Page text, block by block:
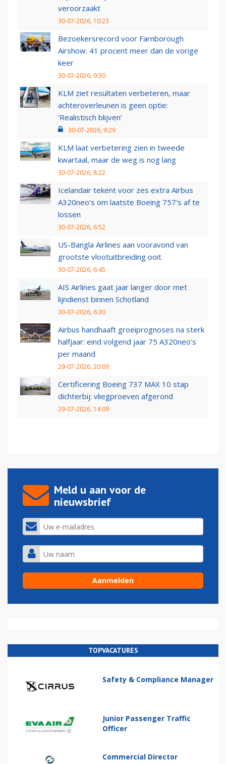
veroorzaakt
30-07-2026, 10:23
Bezoekersrecord voor Farnborough
Airshow: 41 procent meer dan de vorige
keer
30-07-2026, 9:30
KLM ziet resultaten verbeteren, maar
achteroverleunen is geen optie:
‘Realistisch blijven’
30-07-2026, 9:29
KLM laat verbetering zien in tweede
kwartaal, maar de weg is nog lang
30-07-2026, 8:22
Icelandair tekent voor zes extra Airbus
A320neo's om laatste Boeing 757's af te
lossen
30-07-2026, 6:52
US-Bangla Airlines aan vooravond van
grootste vlootuitbreiding ooit
30-07-2026, 6:45
AIS Airlines gaat jaar langer door met
lijndienst binnen Schotland
30-07-2026, 6:30
Airbus handhaaft groeiprognoses na sterk
halfjaar: eind volgend jaar 75 A320neo’s
per maand
29-07-2026, 20:09
Certificering Boeing 737 MAX 10 stap
dichterbij: vliegproeven afgerond
29-07-2026, 14:09
Meld u aan voor de
nieuwsbrief
TOPVACATURES
Safety & Compliance Manager
Junior Passenger Traffic
Officer
Commercial Director